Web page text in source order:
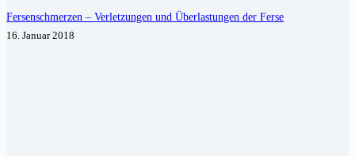
Fersenschmerzen – Verletzungen und Überlastungen der Ferse
16. Januar 2018